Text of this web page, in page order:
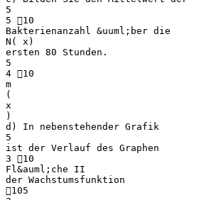
5
5 10
Bakterienanzahl &uuml;ber die
N( x)
ersten 80 Stunden.
5
4 10
m
(
x
)
d) In nebenstehender Grafik
5
ist der Verlauf des Graphen
3 10
Fl&auml;che II
der Wachstumsfunktion
105